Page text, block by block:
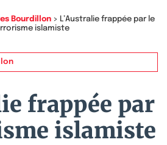
Bourdillon> L’Australie frappée par le
islamiste
frappée par
islamiste